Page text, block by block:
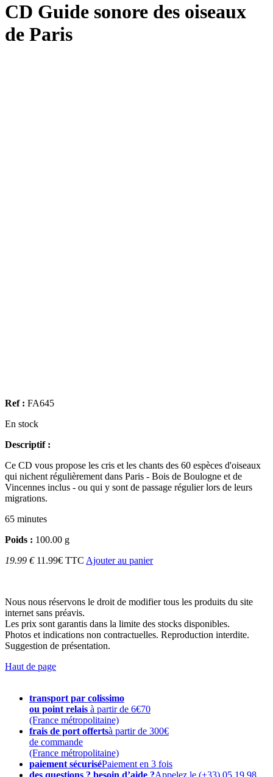
CD Guide sonore des oiseaux
de Paris
Ref : FA645
En stock
Descriptif :
Ce CD vous propose les cris et les chants des 60 espèces d'oiseaux
qui nichent régulièrement dans Paris - Bois de Boulogne et de
Vincennes inclus - ou qui y sont de passage régulier lors de leurs
migrations.
65 minutes
Poids : 100.00 g
19.99 € 11.99€ TTC Ajouter au panier
Nous nous réservons le droit de modifier tous les produits du site
internet sans préavis.
Les prix sont garantis dans la limite des stocks disponibles.
Photos et indications non contractuelles. Reproduction interdite.
Suggestion de présentation.
Haut de page
transport par colissimo
ou point relais à partir de 6€70
(France métropolitaine)
frais de port offertsà partir de 300€
de commande
(France métropolitaine)
paiement sécuriséPaiement en 3 fois
des questions ? besoin d’aide ?Appelez le (+33) 05 19 98